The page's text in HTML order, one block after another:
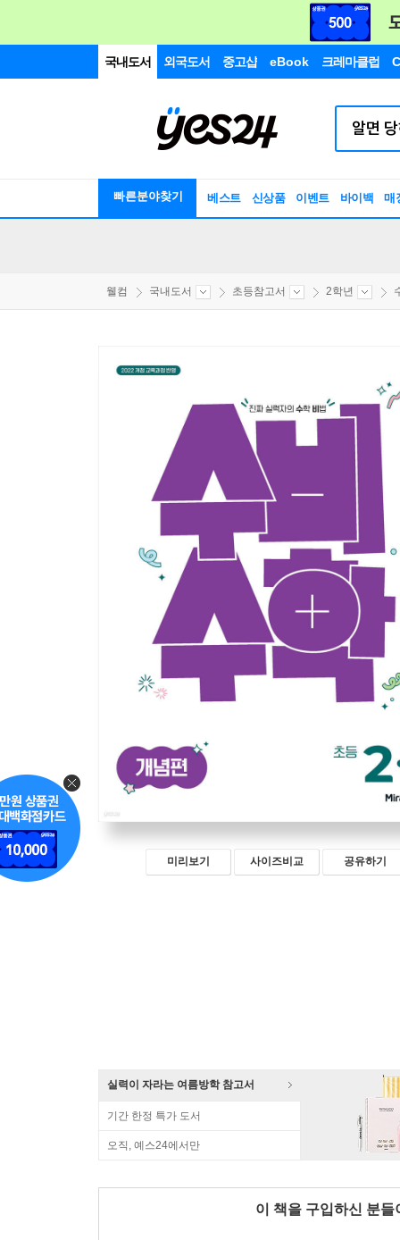
국내도서 외국도서 중고샵 eBook 크레마클럽
빠른분야찾기 베스트 신상품 이벤트 바이백 매
웰컴 국내도서 초등참고서 2학년
미리보기 사이즈비교 공유하기
실력이 자라는 여름방학 참고서
기간 한정 특가 도서
오직, 예스24에서만
이 책을 구입하신 분